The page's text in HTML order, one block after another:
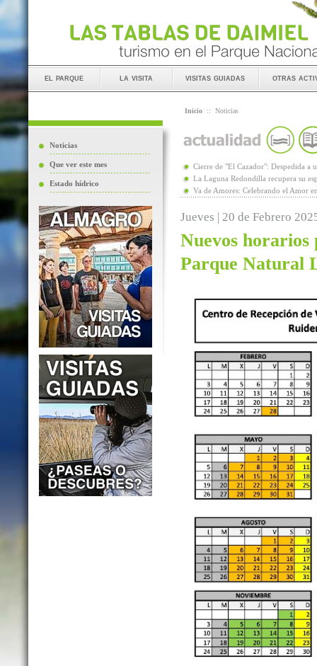
el parque la visita visitas guiadas otras
Noticias
Que ver este mes
Estado hídrico
Inicio :: Noticias
Cierre de "El Cazador": Despedida a
La Laguna Redondilla recupera su
Va de Amores: Celebrando el Amor
Jueves | 20 de Febrero
Nuevos horarios
Parque Natural